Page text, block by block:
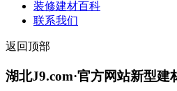
装修建材百科
联系我们
返回顶部
湖北J9.com·官方网站新型建